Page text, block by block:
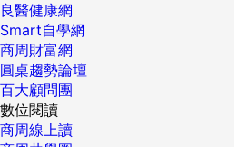
良醫健康網
Smart自學網
商周財富網
圓桌趨勢論壇
百大顧問團
數位閱讀
商周線上讀